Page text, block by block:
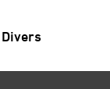
Divers